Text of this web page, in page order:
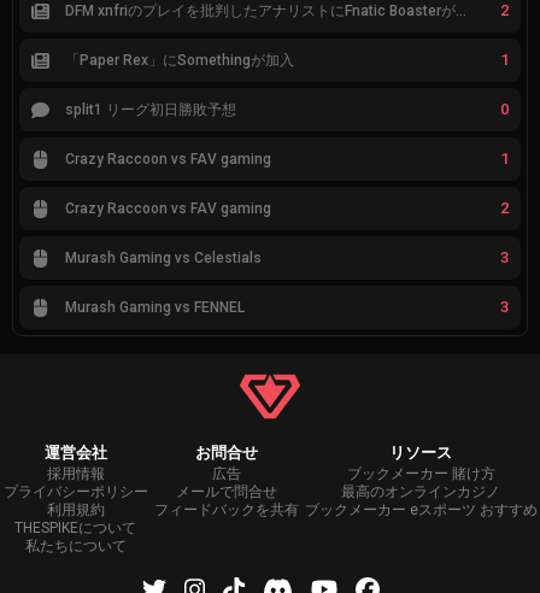
DFM xnfriのプレイを批判したアナリストにFnatic Boasterが反応「DFMは仕組みの強化が必要なだけ」 2
「Paper Rex」にSomethingが加入 1
split1 リーグ初日勝敗予想 0
Crazy Raccoon vs FAV gaming 1
Crazy Raccoon vs FAV gaming 2
Murash Gaming vs Celestials 3
Murash Gaming vs FENNEL 3
運営会社
採用情報
プライバシーポリシー
利用規約
THESPIKEについて
私たちについて
お問合せ
広告
メールで問合せ
フィードバックを共有
リソース
ブックメーカー 賭け方
最高のオンラインカジノ
ブックメーカー eスポーツ おすすめ